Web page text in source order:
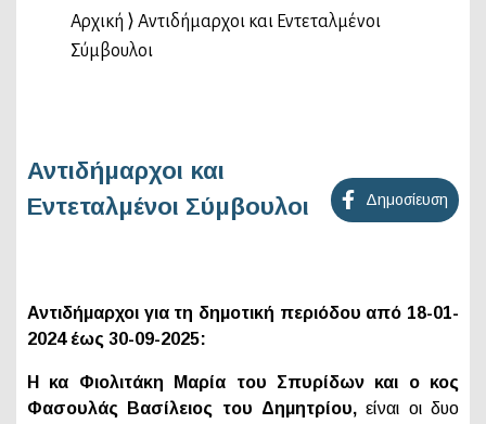
Αρχική ⟩ Αντιδήμαρχοι και Εντεταλμένοι
Σύμβουλοι
Αντιδήμαρχοι και
Εντεταλμένοι Σύμβουλοι
Δημοσίευση
Αντιδήμαρχοι για τη δημοτική περιόδου από 18-01-
2024 έως 30-09-2025:
Η κα Φιολιτάκη Μαρία του Σπυρίδων και ο κος
Φασουλάς Βασίλειος του Δημητρίου, είναι οι δυο